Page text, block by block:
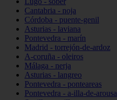
Cantabria - noja
Córdoba - puente-genil
Asturias - laviana
Pontevedra - marín
Madrid - torrejón-de-ardoz
A-coruña - oleiros
Málaga - nerja
Asturias - langreo
Pontevedra - ponteareas
Pontevedra - a-illa-de-arousa